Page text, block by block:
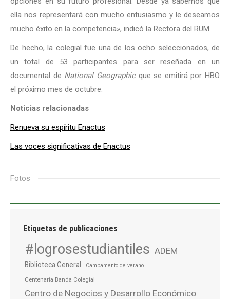
ella nos representará con mucho entusiasmo y le deseamos
mucho éxito en la competencia», indicó la Rectora del RUM.
De hecho, la colegial fue una de los ocho seleccionados, de
un total de 53 participantes para ser reseñada en un
documental de National Geographicque se emitirá por HBO
el próximo mes de octubre.
Noticias relacionadas
Renueva su espíritu Enactus
Las voces significativas de Enactus
Fotos
Etiquetas de publicaciones
#logrosestudiantiles ADEM
Biblioteca General Campamento de verano
Centenaria Banda Colegial
Centro de Negocios y Desarrollo Económico